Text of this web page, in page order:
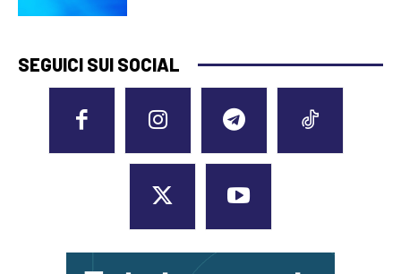
SEGUICI SUI SOCIAL